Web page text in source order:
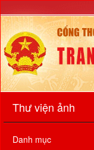
Thư viện ảnh
Danh mục